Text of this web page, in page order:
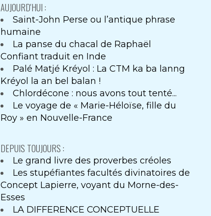
AUJOURD'HUI :
Saint-John Perse ou l’antique phrase
humaine
La panse du chacal de Raphaël
Confiant traduit en Inde
Palé Matjé Kréyol : La CTM ka ba lanng
Kréyol la an bel balan !
Chlordécone : nous avons tout tenté...
Le voyage de « Marie-Héloïse, fille du
Roy » en Nouvelle-France
DEPUIS TOUJOURS :
Le grand livre des proverbes créoles
Les stupéfiantes facultés divinatoires de
Concept Lapierre, voyant du Morne-des-
Esses
LA DIFFERENCE CONCEPTUELLE